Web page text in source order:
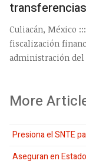
Culiacán, México
fiscalización
administración del
More
Presiona el SNTE
Aseguran en